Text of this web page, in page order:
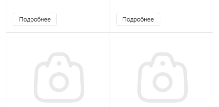
Подробнее Подробнее